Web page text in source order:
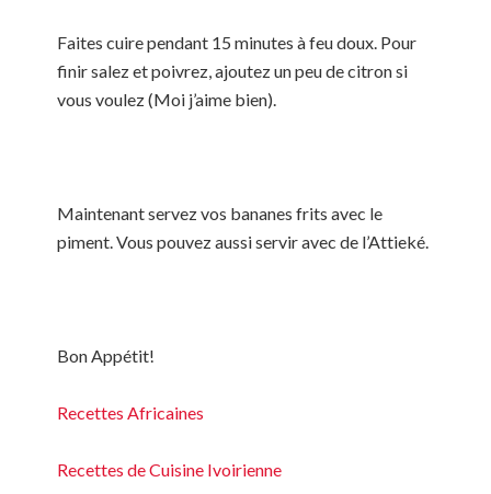
Faites cuire pendant 15 minutes à feu doux. Pour
finir salez et poivrez, ajoutez un peu de citron si
vous voulez (Moi j’aime bien).
Maintenant servez vos bananes frits avec le
piment. Vous pouvez aussi servir avec de l’Attieké.
Bon Appétit!
Recettes Africaines
Recettes de Cuisine Ivoirienne